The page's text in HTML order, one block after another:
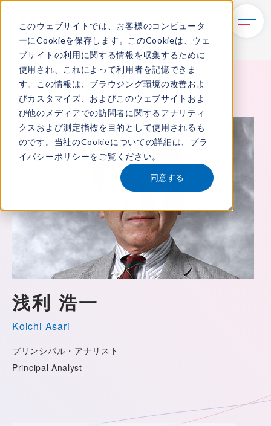
このウェブサイトでは、お客様のコンピュータ
ーにCookieを保存します。このCookieは、ウェ
ブサイトの利用に関する情報を収集するために
使用され、これによって利用者を記憶できま
す。この情報は、ブラウジング環境の改善およ
びカスタマイズ、およびこのウェブサイトおよ
び他のメディアでの訪問者に関するアナリティ
クスおよび測定指標を目的として使用されるも
のです。当社のCookieについての詳細は、 プラ
イバシーポリシーをご覧ください。
同意する
TOP ITRについて 所属アナリスト 浅利 浩一
浅利 浩一
Koichi Asari
プリンシパル・アナリスト
Principal Analyst